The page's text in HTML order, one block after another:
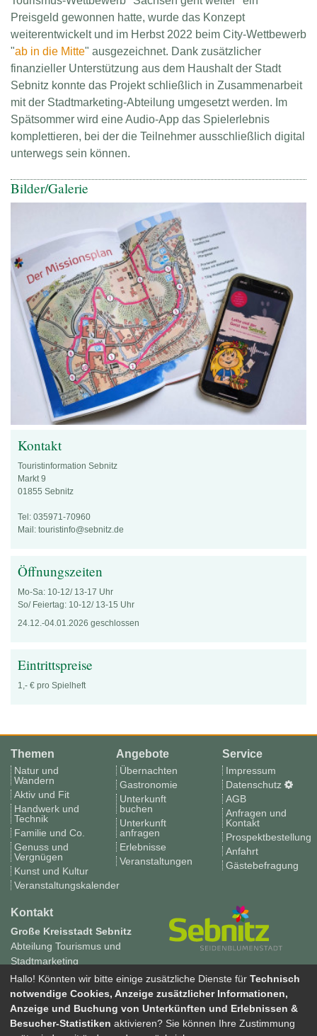
Preisgeld gewonnen hatte, wurde das Konzept
weiterentwickelt und im Herbst 2022 beim City-Wettbewerb
"ab in die Mitte" ausgezeichnet. Dank zusätzlicher
finanzieller Unterstützung aus dem Haushalt der Stadt
Sebnitz konnte das Projekt schließlich in Zusammenarbeit
mit der Stadtmarketing-Abteilung umgesetzt werden. Im
Spätsommer wird eine Audio-App das Spielerlebnis
komplettieren, bei der die Teilnehmer ausschließlich digital
unterwegs sein können.
Bilder/Galerie
Kontakt
Touristinformation Sebnitz
Markt 9
01855 Sebnitz
Tel: 035971-70960
Mail: touristinfo@sebnitz.de
Öffnungszeiten
Mo-Sa: 10-12/ 13-17 Uhr
So/ Feiertag: 10-12/ 13-15 Uhr
24.12.-04.01.2026 geschlossen
Eintrittspreise
1,- € pro Spielheft
Themen
Natur und
Wandern
Aktiv und Fit
Handwerk und
Technik
Familie und Co.
Genuss und
Vergnügen
Kunst und Kultur
Veranstaltungskalender
Angebote
Übernachten
Gastronomie
Unterkunft
buchen
Unterkunft
anfragen
Erlebnisse
Veranstaltungen
Service
Impressum
Datenschutz
AGB
Anfragen und
Kontakt
Prospektbestellung
Anfahrt
Gästebefragung
Kontakt
Große Kreisstadt Sebnitz
Abteilung Tourismus und
Stadtmarketing
Neustädter Weg 10
01855 Sebnitz
Tel. 035971 70960
Tourismus in Sebnitz
Hallo! Könnten wir bitte einige zusätzliche Dienste für Technisch
notwendige Cookies, Anzeige zusätzlicher Informationen,
Anzeige und Buchung von Unterkünften und Erlebnissen &
Besucher-Statistiken aktivieren? Sie können Ihre Zustimmung